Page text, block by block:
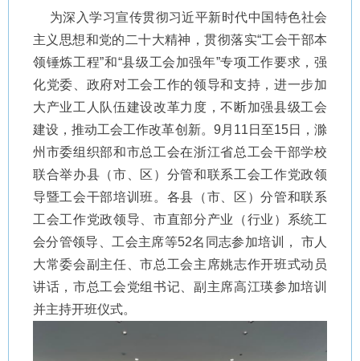
为深入学习宣传贯彻习近平新时代中国特色社会
主义思想和党的二十大精神，贯彻落实“工会干部本
领锤炼工程”和“县级工会加强年”专项工作要求，强
化党委、政府对工会工作的领导和支持，进一步加
大产业工人队伍建设改革力度，不断加强县级工会
建设，推动工会工作改革创新。9月11日至15日，滁
州市委组织部和市总工会在浙江省总工会干部学校
联合举办县（市、区）分管和联系工会工作党政领
导暨工会干部培训班。各县（市、区）分管和联系
工会工作党政领导、市直部分产业（行业）系统工
会分管领导、工会主席等52名同志参加培训， 市人
大常委会副主任、市总工会主席姚志作开班式动员
讲话，市总工会党组书记、副主席高江瑛参加培训
并主持开班仪式。